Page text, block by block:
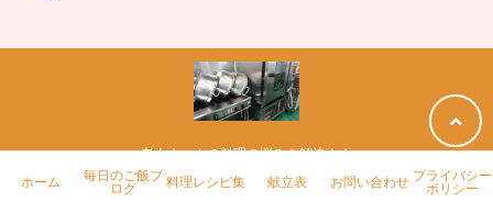
老人ホームの料理の悩みを解決！！
毎日のご飯ブログ 献立表
ホーム
毎日のご飯ブ
ログ
料理レシピ集 献立表 お問い合わせ プライバシー
ポリシー